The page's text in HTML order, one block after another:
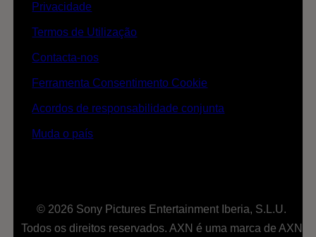
Privacidade
Termos de Utilização
Contacta-nos
Ferramenta Consentimento Cookie
Acordos de responsabilidade conjunta
Muda o país
© 2026 Sony Pictures Entertainment Iberia, S.L.U.
Todos os direitos reservados. AXN é uma marca de AXN